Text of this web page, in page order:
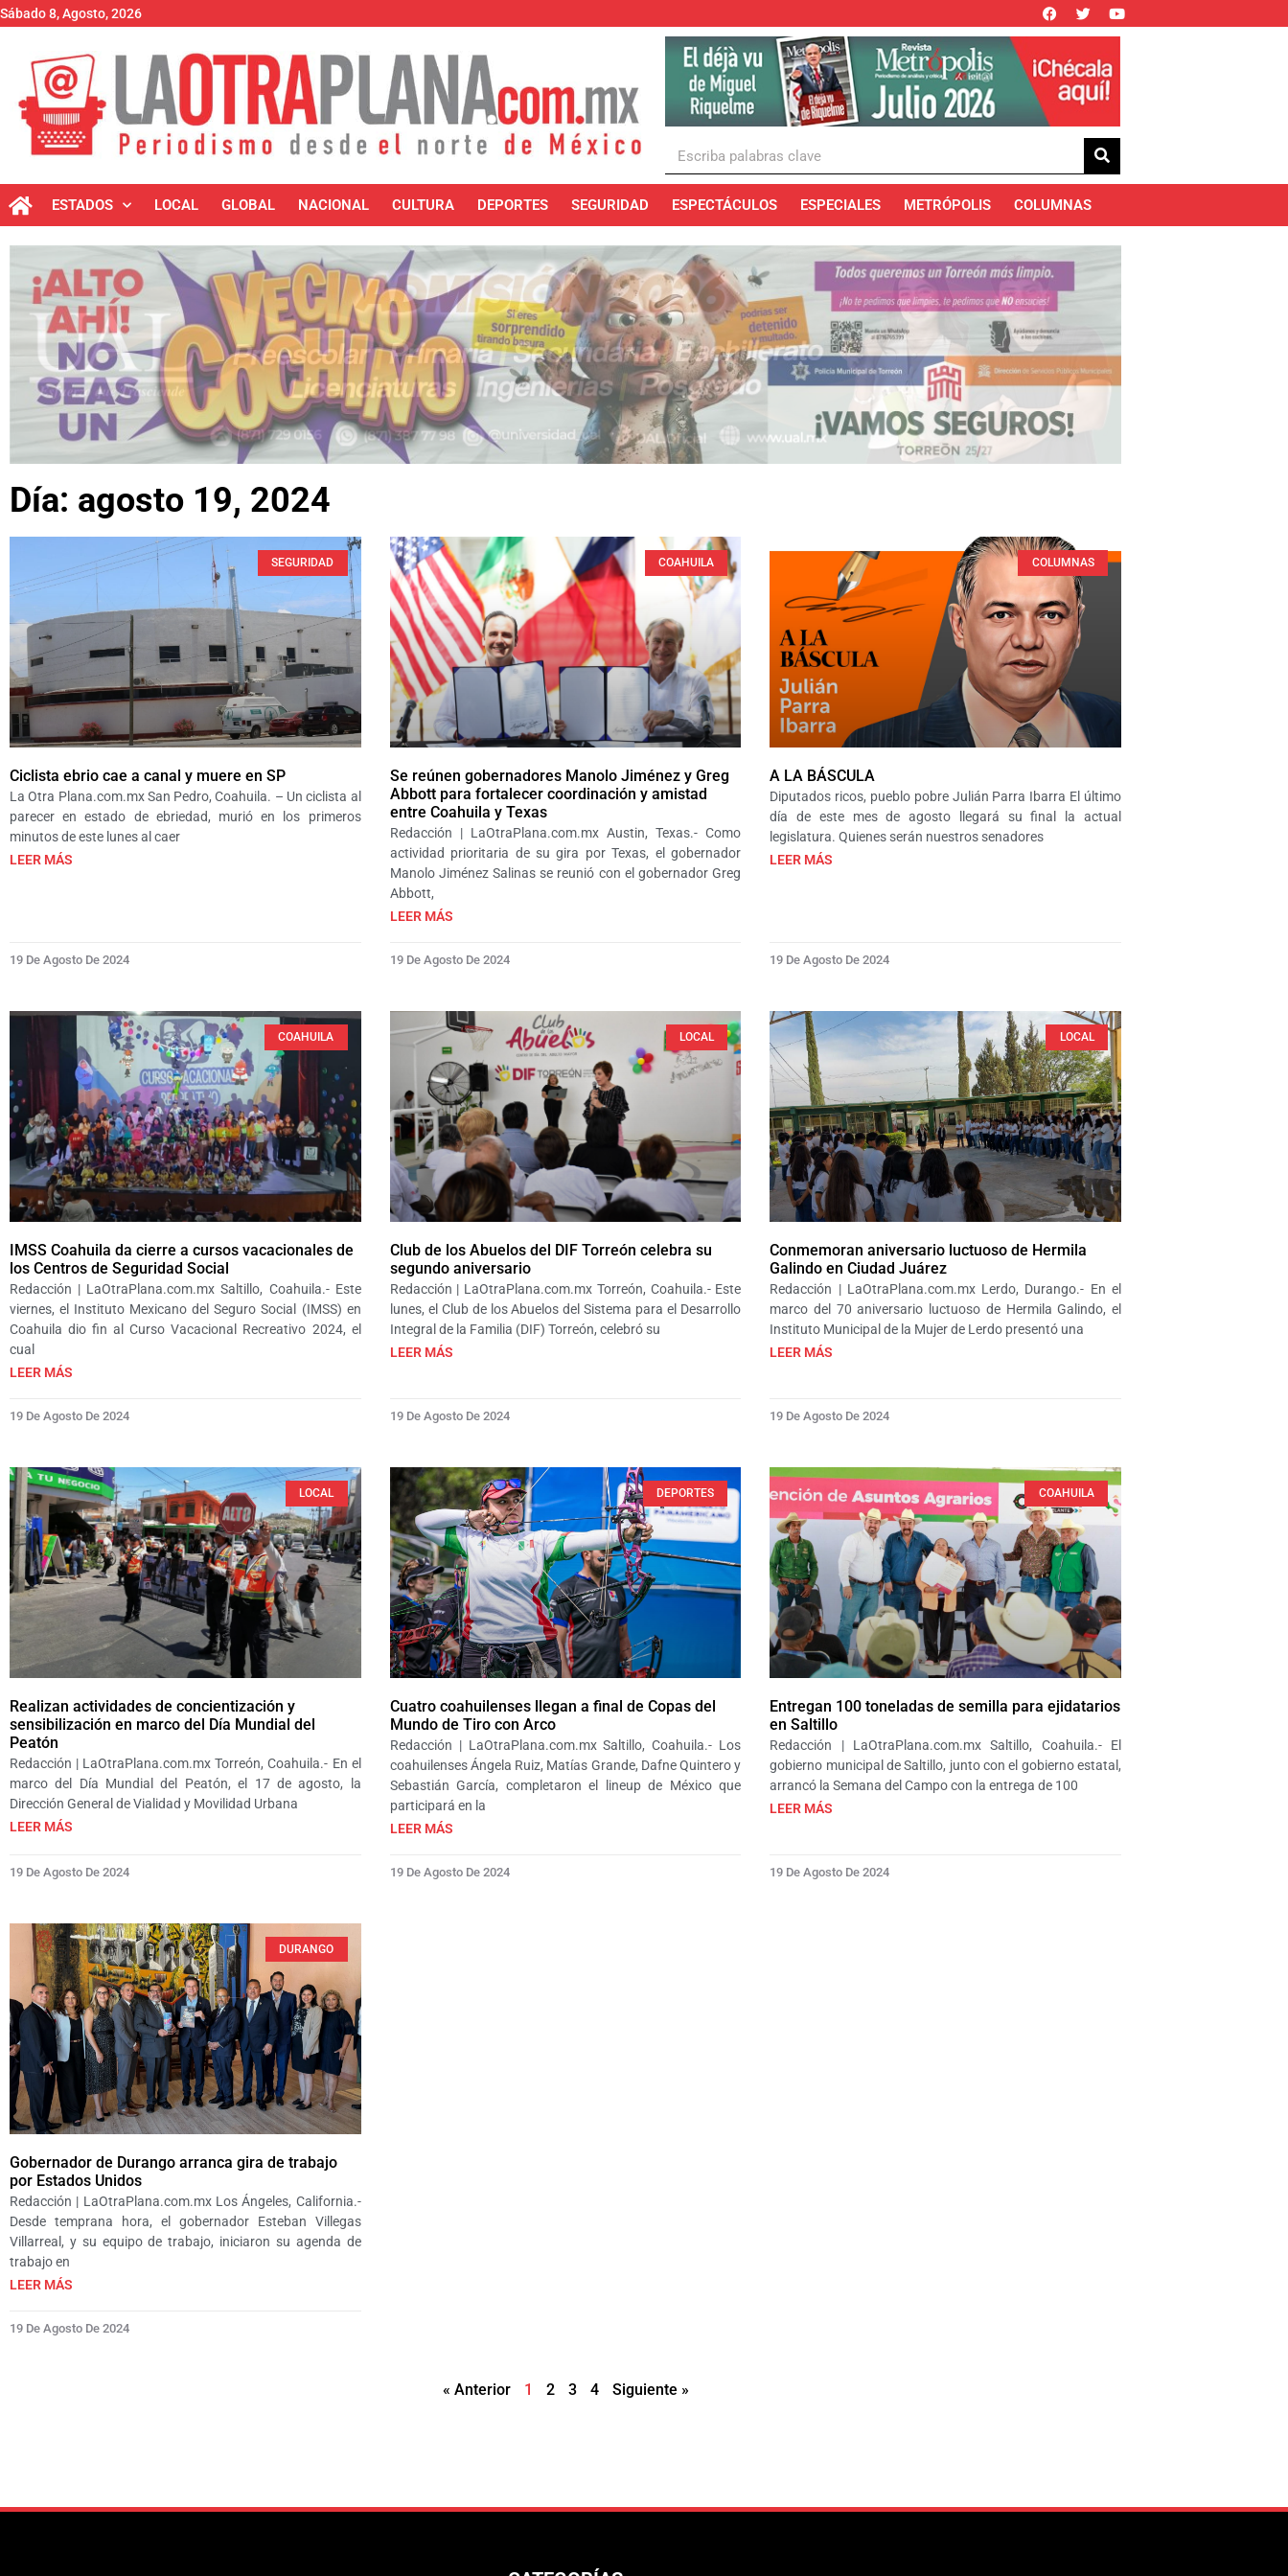
Sábado 8, Agosto, 2026
ESTADOS LOCAL GLOBAL NACIONAL CULTURA DEPORTES SEGURIDAD ESPECTÁCULOS ESPECIALES METRÓPOLIS COLUMNAS
Día: agosto 19, 2024
SEGURIDAD
Ciclista ebrio cae a canal y muere en SP
La Otra Plana.com.mx San Pedro, Coahuila. – Un ciclista al
parecer en estado de ebriedad, murió en los primeros
minutos de este lunes al caer
LEER MÁS
19 De Agosto De 2024
COAHUILA
Se reúnen gobernadores Manolo Jiménez y Greg
Abbott para fortalecer coordinación y amistad
entre Coahuila y Texas
Redacción | LaOtraPlana.com.mx Austin, Texas.- Como
actividad prioritaria de su gira por Texas, el gobernador
Manolo Jiménez Salinas se reunió con el gobernador Greg
Abbott,
LEER MÁS
19 De Agosto De 2024
COLUMNAS
A LA BÁSCULA
Diputados ricos, pueblo pobre Julián Parra Ibarra El último
día de este mes de agosto llegará su final la actual
legislatura. Quienes serán nuestros senadores
LEER MÁS
19 De Agosto De 2024
COAHUILA
IMSS Coahuila da cierre a cursos vacacionales de
los Centros de Seguridad Social
Redacción | LaOtraPlana.com.mx Saltillo, Coahuila.- Este
viernes, el Instituto Mexicano del Seguro Social (IMSS) en
Coahuila dio fin al Curso Vacacional Recreativo 2024, el
cual
LEER MÁS
19 De Agosto De 2024
LOCAL
Club de los Abuelos del DIF Torreón celebra su
segundo aniversario
Redacción | LaOtraPlana.com.mx Torreón, Coahuila.- Este
lunes, el Club de los Abuelos del Sistema para el Desarrollo
Integral de la Familia (DIF) Torreón, celebró su
LEER MÁS
19 De Agosto De 2024
LOCAL
Conmemoran aniversario luctuoso de Hermila
Galindo en Ciudad Juárez
Redacción | LaOtraPlana.com.mx Lerdo, Durango.- En el
marco del 70 aniversario luctuoso de Hermila Galindo, el
Instituto Municipal de la Mujer de Lerdo presentó una
LEER MÁS
19 De Agosto De 2024
LOCAL
Realizan actividades de concientización y
sensibilización en marco del Día Mundial del
Peatón
Redacción | LaOtraPlana.com.mx Torreón, Coahuila.- En el
marco del Día Mundial del Peatón, el 17 de agosto, la
Dirección General de Vialidad y Movilidad Urbana
LEER MÁS
19 De Agosto De 2024
DEPORTES
Cuatro coahuilenses llegan a final de Copas del
Mundo de Tiro con Arco
Redacción | LaOtraPlana.com.mx Saltillo, Coahuila.- Los
coahuilenses Ángela Ruiz, Matías Grande, Dafne Quintero y
Sebastián García, completaron el lineup de México que
participará en la
LEER MÁS
19 De Agosto De 2024
COAHUILA
Entregan 100 toneladas de semilla para ejidatarios
en Saltillo
Redacción | LaOtraPlana.com.mx Saltillo, Coahuila.- El
gobierno municipal de Saltillo, junto con el gobierno estatal,
arrancó la Semana del Campo con la entrega de 100
LEER MÁS
19 De Agosto De 2024
DURANGO
Gobernador de Durango arranca gira de trabajo
por Estados Unidos
Redacción | LaOtraPlana.com.mx Los Ángeles, California.-
Desde temprana hora, el gobernador Esteban Villegas
Villarreal, y su equipo de trabajo, iniciaron su agenda de
trabajo en
LEER MÁS
19 De Agosto De 2024
« Anterior 1 2 3 4 Siguiente »